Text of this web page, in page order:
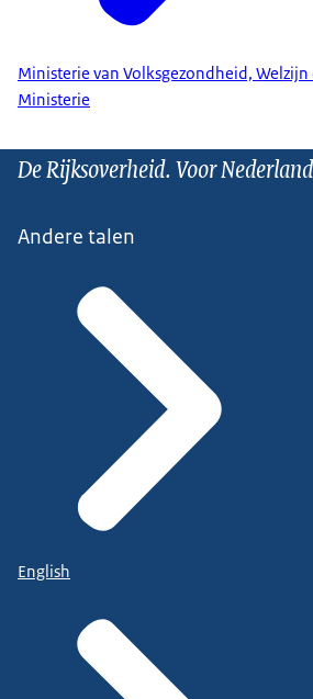
Ministerie van Volksgezondheid, Welzijn
Ministerie
De Rijksoverheid. Voor Nederland
Andere talen
English